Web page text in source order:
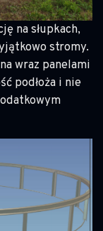
na słupkach,
stromy.
wraz panelami
podłoża i nie